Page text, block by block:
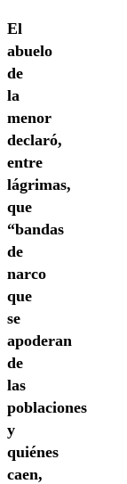
El
abuelo
de
la
menor
declaró,
entre
lágrimas,
que
“bandas
de
narco
que
se
apoderan
de
las
poblaciones
y
quiénes
caen,